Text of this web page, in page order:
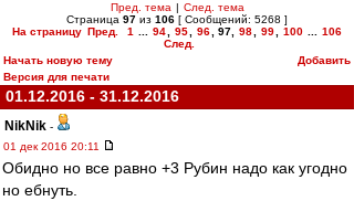
Пред. тема | След. тема
Страница 97 из 106 [ Сообщений: 5268 ]
На страницу Пред. 1 94 95 96 97 98 99 100
106
След.
Начать новую тему
Добавить
Версия для печати
01.12.2016 - 31.12.2016
NikNik -
01 дек 2016 20:11
Обидно но все равно +3 Рубин надо как угодно
но ебнуть.